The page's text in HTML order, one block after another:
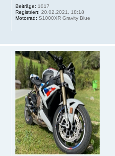
Beiträge: 1017
Registriert: 20.02.2021, 18:18
Motorrad: S1000XR Gravity Blue